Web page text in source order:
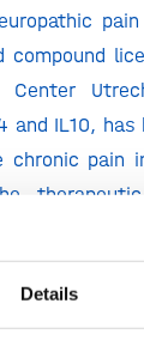
Details
compound
Center
and IL10, has
chronic pain
mimic
of the
in a